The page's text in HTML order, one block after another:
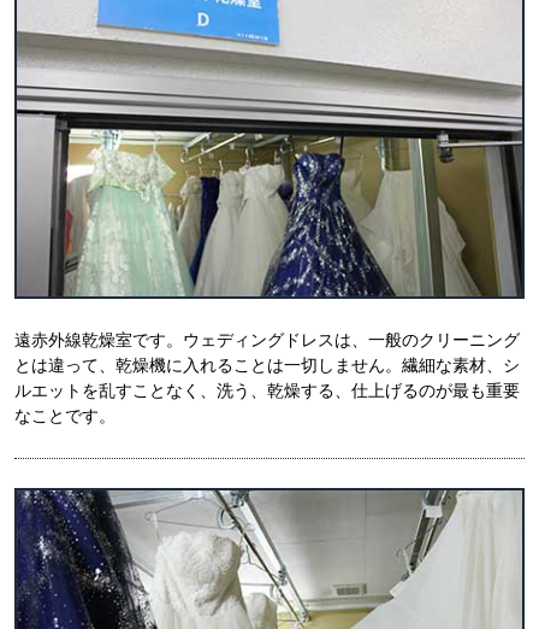
遠赤外線乾燥室です。ウェディングドレスは、一般のクリーニング
とは違って、乾燥機に入れることは一切しません。繊細な素材、シ
ルエットを乱すことなく、洗う、乾燥する、仕上げるのが最も重要
なことです。